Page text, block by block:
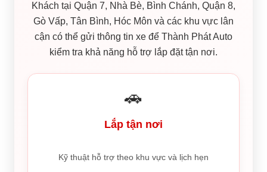
Khách tại Quận 7, Nhà Bè, Bình Chánh, Quận 8,
Gò Vấp, Tân Bình, Hóc Môn và các khu vực lân
cận có thể gửi thông tin xe để Thành Phát Auto
kiểm tra khả năng hỗ trợ lắp đặt tận nơi.
🚗
Lắp tận nơi
Kỹ thuật hỗ trợ theo khu vực và lịch hẹn